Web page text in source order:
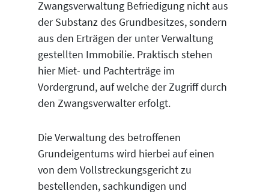
Zwangsverwaltung Befriedigung nicht aus
der Substanz des Grundbesitzes, sondern
aus den Erträgen der unter Verwaltung
gestellten Immobilie. Praktisch stehen
hier Miet- und Pachterträge im
Vordergrund, auf welche der Zugriff durch
den Zwangsverwalter erfolgt.
Die Verwaltung des betroffenen
Grundeigentums wird hierbei auf einen
von dem Vollstreckungsgericht zu
bestellenden, sachkundigen und